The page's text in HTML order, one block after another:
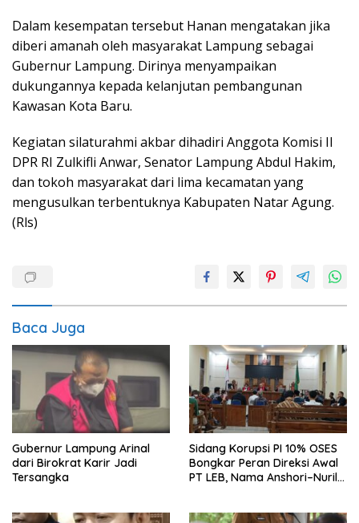
Dalam kesempatan tersebut Hanan mengatakan jika
diberi amanah oleh masyarakat Lampung sebagai
Gubernur Lampung. Dirinya menyampaikan
dukungannya kepada kelanjutan pembangunan
Kawasan Kota Baru.
Kegiatan silaturahmi akbar dihadiri Anggota Komisi II
DPR RI Zulkifli Anwar, Senator Lampung Abdul Hakim,
dan tokoh masyarakat dari lima kecamatan yang
mengusulkan terbentuknya Kabupaten Natar Agung.
(Rls)
Baca Juga
Gubernur Lampung Arinal
dari Birokrat Karir Jadi
Tersangka
Sidang Korupsi PI 10% OSES
Bongkar Peran Direksi Awal
PT LEB, Nama Anshori–Nuril